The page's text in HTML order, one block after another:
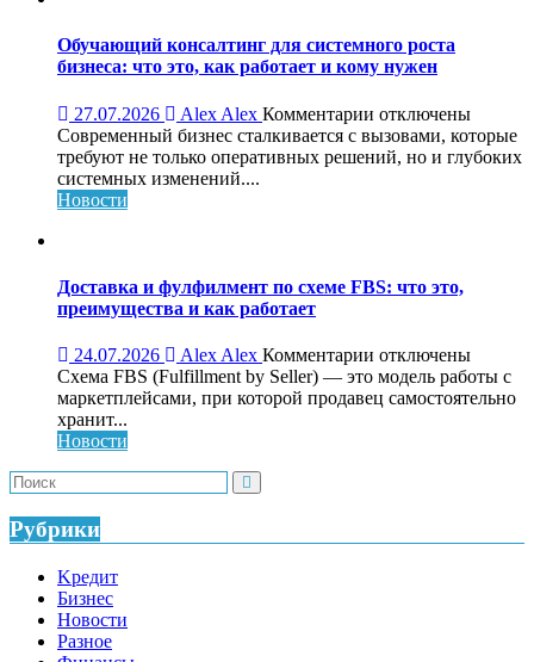
платформы
Обучающий консалтинг для системного роста
бизнеса: что это, как работает и кому нужен
27.07.2026 Alex Alex Комментарии к
записи
Обучающий
что
работает
и
кому
нужен
отключены
Современный бизнес сталкивается с вызовами, которые
требуют не только оперативных решений, но и глубоких
системных изменений....
Новости
Доставка и фулфилмент по схеме FBS: что это,
преимущества и как работает
24.07.2026 Alex Alex Комментарии к
записи
Доставка
это,
отключены
Схема FBS (Fulfillment by Seller) — это модель работы с
маркетплейсами, при которой продавец самостоятельно
хранит...
Новости
Рубрики
Kредит
Бизнес
Новости
Разное